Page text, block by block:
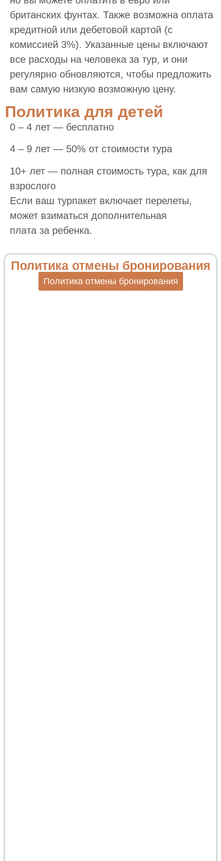
британских фунтах. Также возможна оплата
кредитной или дебетовой картой (с
комиссией 3%). Указанные цены включают
все расходы на человека за тур, и они
регулярно обновляются, чтобы предложить
вам самую низкую возможную цену.
Политика для детей
0 – 4 лет — бесплатно
4 – 9 лет — 50% от стоимости тура
10+ лет — полная стоимость тура, как для
взрослого
Если ваш турпакет включает перелеты,
может взиматься дополнительная
плата за ребенка.
Политика отмены бронирования
Политика отмены бронирования